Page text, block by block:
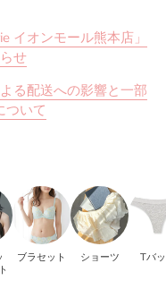
イオンモール熊本店」
せ
る配送への影響と一部
ついて
ブラセット ショーツ Tバ